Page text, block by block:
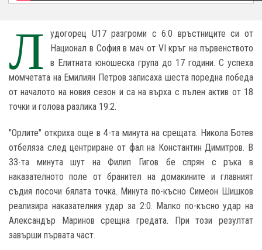
Л
удогорец U17 разгроми с 6:0 връстниците си от
Национал в София в мач от VI кръг на първенството
в Елитната юношеска група до 17 години. С успеха
момчетата на Емилиян Петров записаха шеста поредна победа
от началото на новия сезон и са на върха с пълен актив от 18
точки и голова разлика 19:2.
"Орлите" откриха още в 4-та минута на срещата. Никола Ботев
отбеляза след центриране от фал на Константин Димитров. В
33-та минута шут на Филип Гигов бе спрян с ръка в
наказателното поле от бранител на домакините и главният
съдия посочи бялата точка. Минута по-късно Симеон Шишков
реализира наказателния удар за 2:0. Малко по-късно удар на
Александър Маринов срещна гредата. При този резултат
завърши първата част.